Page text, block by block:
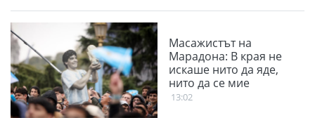
Масажистът на
Марадона: В края не
искаше нито да яде,
нито да се мие
13:02